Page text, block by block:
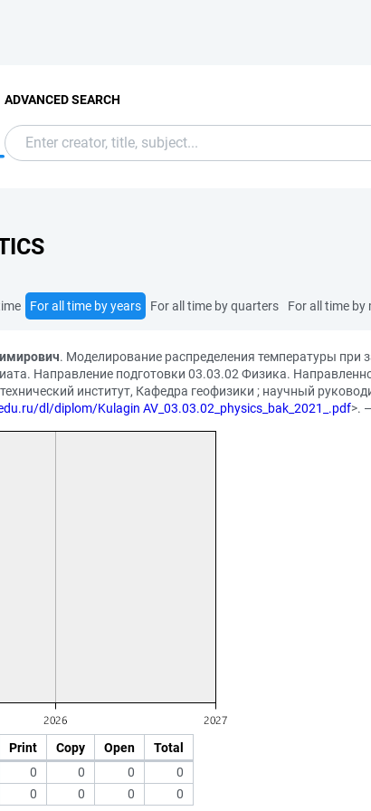
ADVANCED SEARCH
For all time by years For all time by quarters For all time by
. Моделирование распределения температуры
Направление подготовки 03.03.02 Физика.
институт, Кафедра геофизики ; научный
dl/diplom/Kulagin AV_03.03.02_physics_bak_2021_.pdf>.
Print Copy Open
Total
0 0 0
0
0 0 0 0